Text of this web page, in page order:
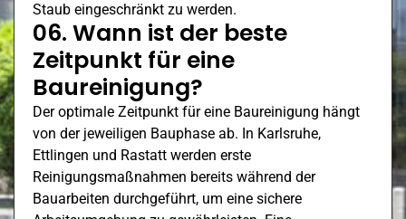
Staub eingeschränkt zu werden.
06. Wann ist der beste
Zeitpunkt für eine
Baureinigung?
Der optimale Zeitpunkt für eine Baureinigung hängt
von der jeweiligen Bauphase ab. In Karlsruhe,
Ettlingen und Rastatt werden erste
Reinigungsmaßnahmen bereits während der
Bauarbeiten durchgeführt, um eine sichere